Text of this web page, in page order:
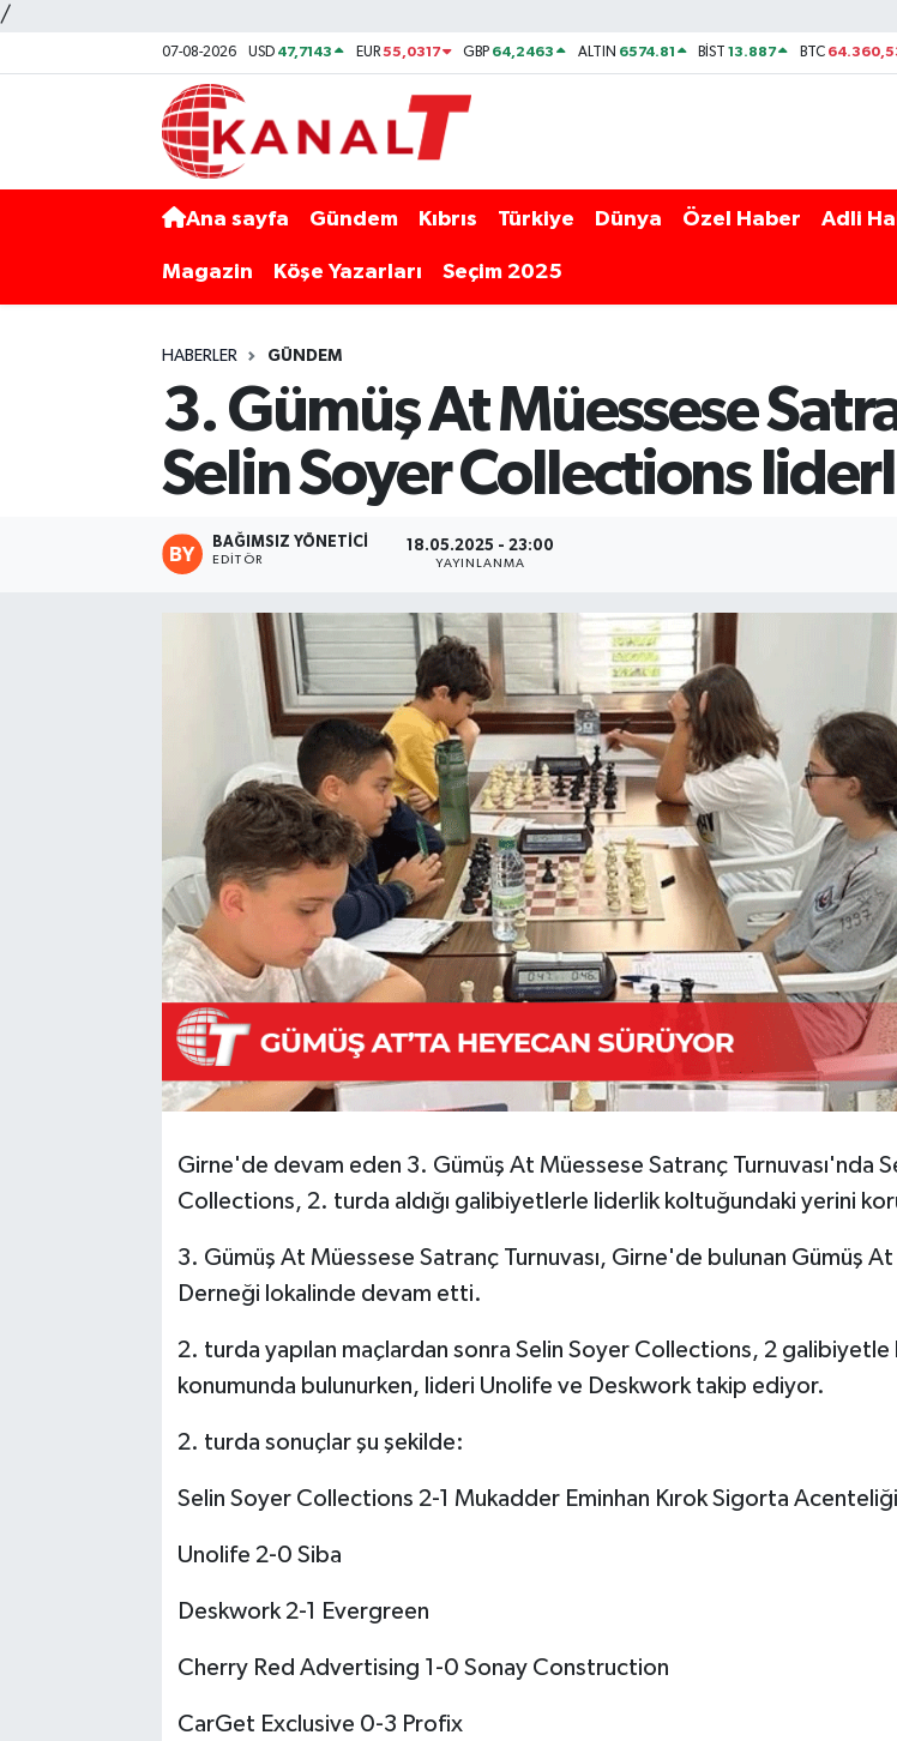
/
07-08-2026 USD 47,7143 EUR55,0317 GBP 64,2463 ALTIN 6574.81 BİST13.887 BTC
Ana sayfa Gündem Kıbrıs Türkiye Dünya Özel Haber Adli
Magazin Köşe Yazarları Seçim 2025
HABERLER GÜNDEM
3. Gümüş At Müessese
Selin Soyer Collections
BAĞIMSIZ YÖNETICI
EDITÖR
18.05.2025 - 23:00
YAYINLANMA
Girne'de devam eden 3. Gümüş At Müessese Satranç Turnuvası'nda
Collections, 2. turda aldığı galibiyetlerle liderlik koltuğundaki yerini
3. Gümüş At Müessese Satranç Turnuvası, Girne'de bulunan Gümüş
Derneği lokalinde devam etti.
2. turda yapılan maçlardan sonra Selin Soyer Collections, 2 galibiyetle
konumunda bulunurken, lideri Unolife ve Deskwork takip ediyor.
2. turda sonuçlar şu şekilde:
Selin Soyer Collections 2-1 Mukadder Eminhan Kırok Sigorta Acenteliği
Unolife 2-0 Siba
Deskwork 2-1 Evergreen
Cherry Red Advertising 1-0 Sonay Construction
CarGet Exclusive 0-3 Profix